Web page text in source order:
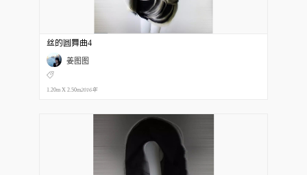
丝的圆舞曲4
姜图图
1.20m X 2.50m2016年